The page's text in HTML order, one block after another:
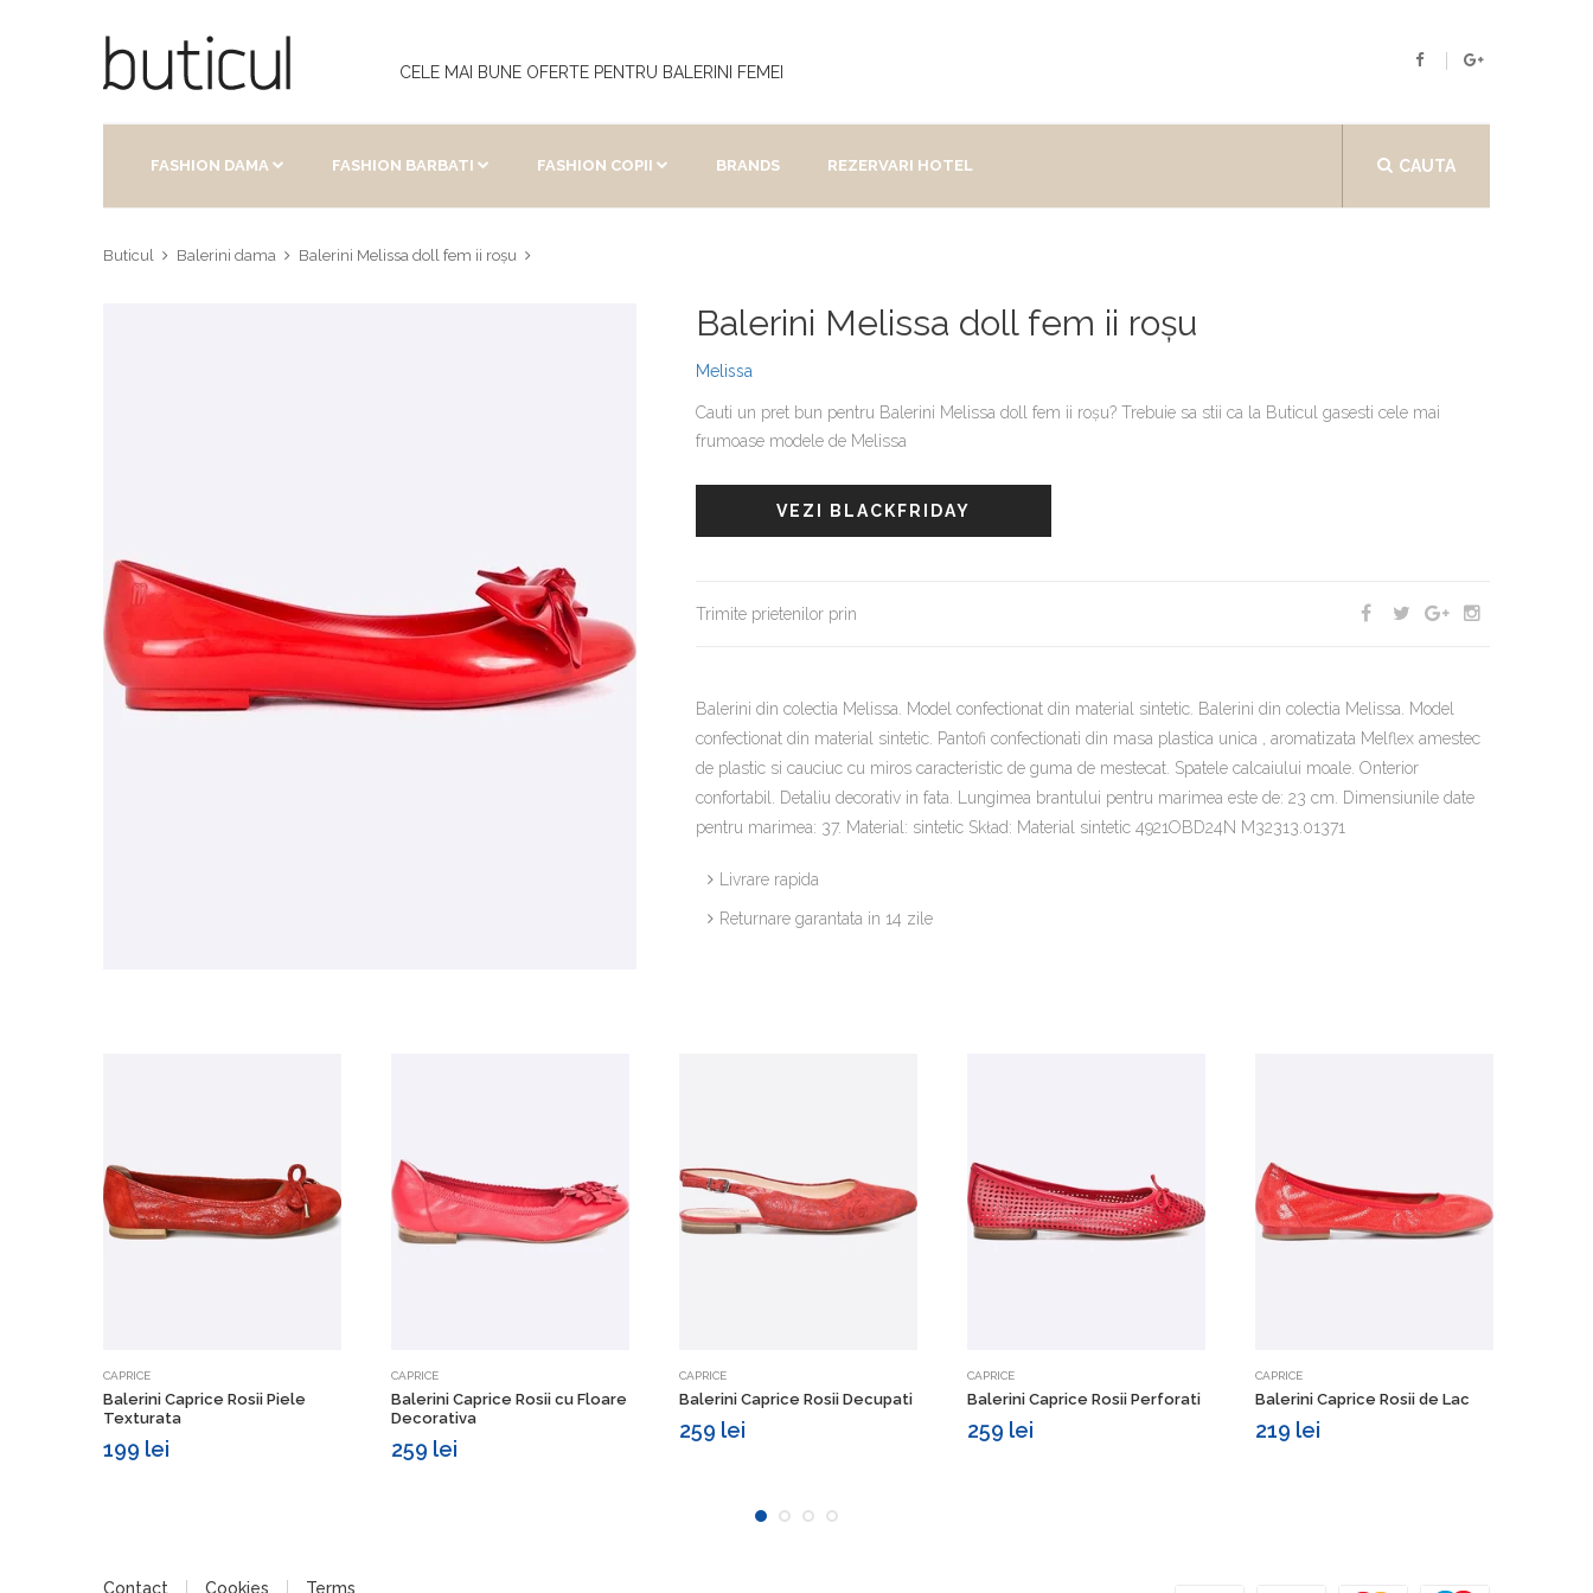
CELE MAI BUNE OFERTE PENTRU BALERINI FEMEI
CAUTA
FASHION DAMA FASHION BARBATI FASHION COPII BRANDS REZERVARI HOTEL
Buticul Balerini dama Balerini Melissa doll fem ii roșu
Balerini Melissa doll fem ii roșu
Melissa
Cauti un pret bun pentru Balerini Melissa doll fem ii roșu? Trebuie sa stii ca la Buticul gasesti cele mai
frumoase modele de Melissa
VEZI BLACKFRIDAY
Trimite prietenilor prin
Balerini din colectia Melissa. Model confectionat din material sintetic. Balerini din colectia Melissa. Model
confectionat din material sintetic. Pantofi confectionati din masa plastica unica , aromatizata Melflex amestec
de plastic si cauciuc cu miros caracteristic de guma de mestecat. Spatele calcaiului moale. Onterior
confortabil. Detaliu decorativ in fata. Lungimea brantului pentru marimea este de: 23 cm. Dimensiunile date
pentru marimea: 37. Material: sintetic Skład: Material sintetic 4921OBD24N M32313.01371
Livrare rapida
Returnare garantata in 14 zile
CAPRICE
Balerini Caprice Rosii Piele
Texturata
199 lei
CAPRICE
Balerini Caprice Rosii cu Floare
Decorativa
259 lei
CAPRICE
Balerini Caprice Rosii Decupati
259 lei
CAPRICE
Balerini Caprice Rosii Perforati
259 lei
CAPRICE
Balerini Caprice Rosii de Lac
219 lei
Contact Cookies Terms